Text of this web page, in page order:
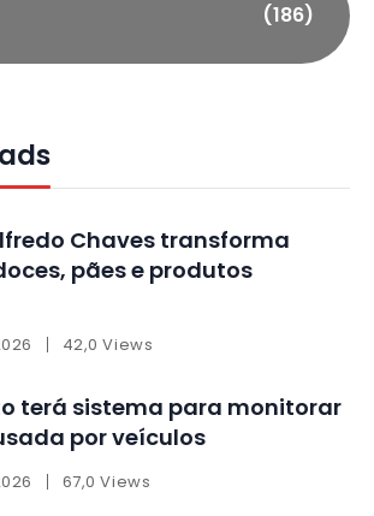
(186)
Chaves transforma
pães e produtos
42,0 Views
terá sistema para monitorar
por veículos
67,0 Views